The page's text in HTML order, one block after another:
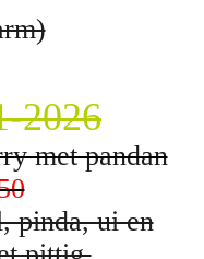
2026
met pandan
pinda, ui en